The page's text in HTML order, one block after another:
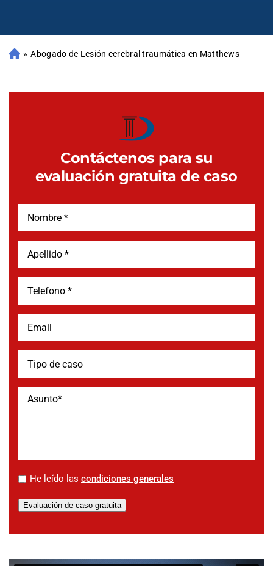
» Abogado de Lesión cerebral traumática en Matthews
Contáctenos para su
evaluación gratuita de caso
* He leído las condiciones generales
Evaluación de caso gratuita